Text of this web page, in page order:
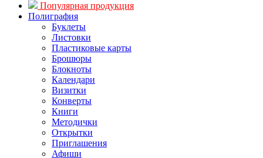
Популярная продукция
Полиграфия
Буклеты
Листовки
Пластиковые карты
Брошюры
Блокноты
Календари
Визитки
Конверты
Книги
Методички
Открытки
Приглашения
Афиши